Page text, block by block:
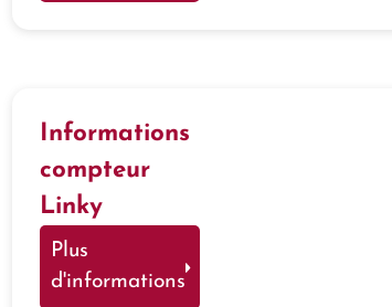
Informations
compteur
Linky
Plus
d'informations